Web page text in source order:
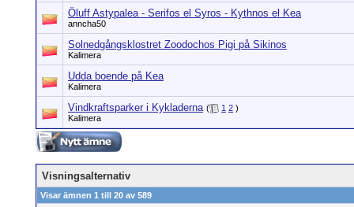
Öluff Astypalea - Serifos el Syros - Kythnos el Kea
anncha50
Solnedgångsklostret Zoodochos Pigi på Sikinos
Kalimera
Udda boende på Kea
Kalimera
Vindkraftsparker i Kykladerna ( 1 2 )
Kalimera
Visningsalternativ
Visar ämnen 1 till 20 av 589